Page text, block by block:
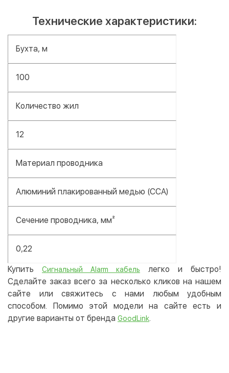
Технические характеристики:
Бухта, м
100
Количество жил
12
Материал проводника
Алюминий плакированный медью (CCA)
Сечение проводника, мм²
0,22
Купить Сигнальный Alarm кабель
легко и быстро!
Сделайте заказ всего за несколько кликов на нашем
сайте или свяжитесь с нами любым удобным
способом. Помимо этой модели на сайте есть и
другие варианты от бренда GoodLink.